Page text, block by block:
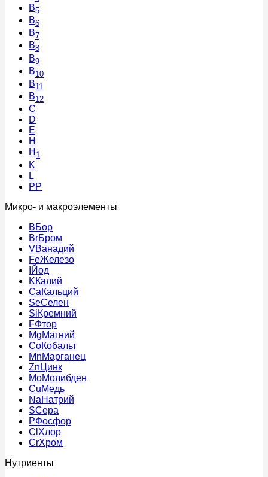
B5
B6
B7
B8
B9
B10
B11
B12
C
D
E
H
H 1
K
L
PP
Микро- и макроэлементы
BБор
BrБром
VВанадий
FeЖелезо
Йод
KКалий
CaКальций
SeСелен
SiКремний
FФтор
MgМагний
CoКобальт
MnМарганец
Zn Цинк
MoМолибден
CuМедь
NaНатрий
SСера
PФосфор
Cl Хлор
CrХром
Нутриенты